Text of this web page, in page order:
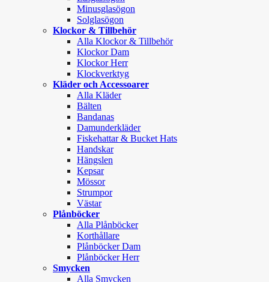
Minusglasögon
Solglasögon
Klockor & Tillbehör
Alla Klockor & Tillbehör
Klockor Dam
Klockor Herr
Klockverktyg
Kläder och Accessoarer
Alla Kläder
Bälten
Bandanas
Damunderkläder
Fiskehattar & Bucket Hats
Handskar
Hängslen
Kepsar
Mössor
Strumpor
Västar
Plånböcker
Alla Plånböcker
Korthållare
Plånböcker Dam
Plånböcker Herr
Smycken
Alla Smycken